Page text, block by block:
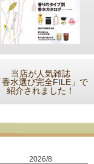
当店が人気雑誌
香水選び完全FILE」で
紹介されました！
2026/8